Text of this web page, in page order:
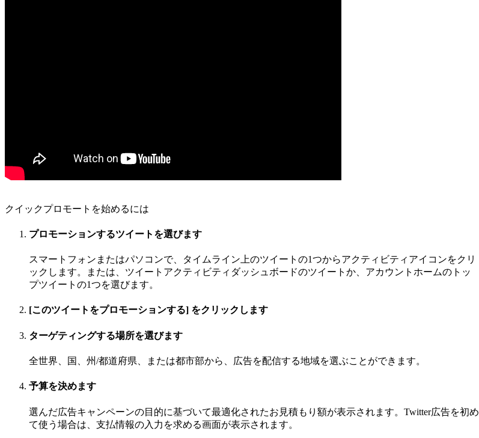
クイックプロモートを始めるには
プロモーションするツイートを選びます
スマートフォンまたはパソコンで、タイムライン上のツイートの1つからアクティビティアイコンをクリ
ックします。または、ツイートアクティビティダッシュボードのツイートか、アカウントホームのトッ
プツイートの1つを選びます。
[このツイートをプロモーションする] をクリックします
ターゲティングする場所を選びます
全世界、国、州/都道府県、または都市部から、広告を配信する地域を選ぶことができます。
予算を決めます
選んだ広告キャンペーンの目的に基づいて最適化されたお見積もり額が表示されます。Twitter広告を初め
て使う場合は、支払情報の入力を求める画面が表示されます。